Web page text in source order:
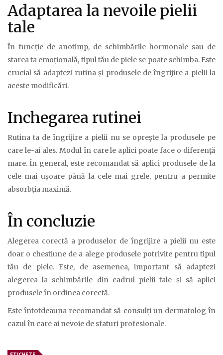
Adaptarea la nevoile pielii
tale
În funcție de anotimp, de schimbările hormonale sau de
starea ta emoțională, tipul tău de piele se poate schimba. Este
crucial să adaptezi rutina și produsele de îngrijire a pielii la
aceste modificări.
Inchegarea rutinei
Rutina ta de îngrijire a pielii nu se oprește la produsele pe
care le-ai ales. Modul în care le aplici poate face o diferență
mare. În general, este recomandat să aplici produsele de la
cele mai ușoare până la cele mai grele, pentru a permite
absorbția maximă.
În concluzie
Alegerea corectă a produselor de îngrijire a pielii nu este
doar o chestiune de a alege produsele potrivite pentru tipul
tău de piele. Este, de asemenea, important să adaptezi
alegerea la schimbările din cadrul pielii tale și să aplici
produsele în ordinea corectă.
Este întotdeauna recomandat să consulți un dermatolog în
cazul în care ai nevoie de sfaturi profesionale.